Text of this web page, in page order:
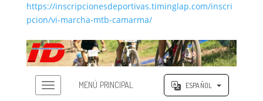
https://inscripcionesdeportivas.timinglap.com/inscri
pcion/vi-marcha-mtb-camarma/